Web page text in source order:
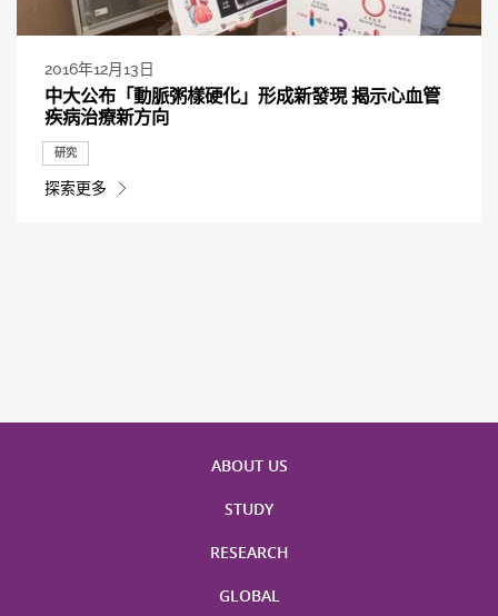
2016年12月13日
中大公布「動脈粥樣硬化」形成新發現 揭示心血管
疾病治療新方向
研究
探索更多
ABOUT US
STUDY
RESEARCH
GLOBAL